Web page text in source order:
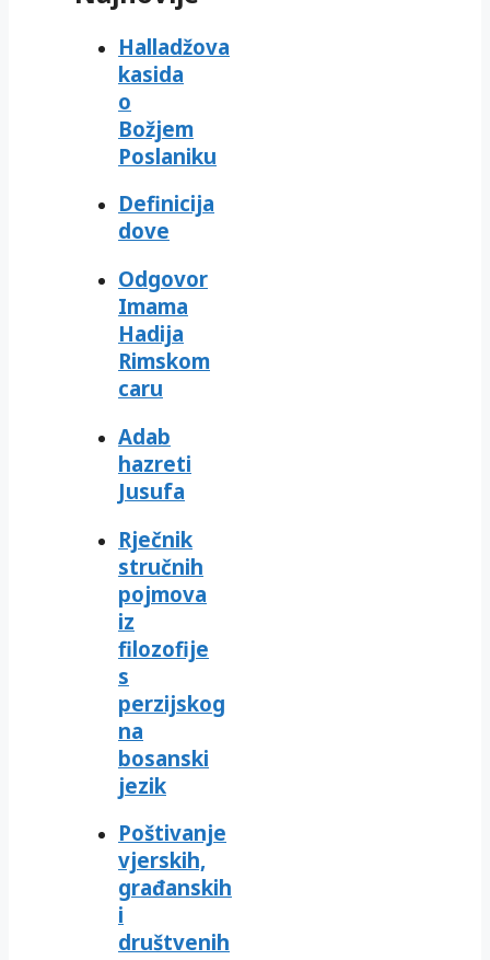
Halladžova
kasida
o
Božjem
Poslaniku
Definicija
dove
Odgovor
Imama
Hadija
Rimskom
caru
Adab
hazreti
Jusufa
Rječnik
stručnih
pojmova
iz
filozofije
s
perzijskog
na
bosanski
jezik
Poštivanje
vjerskih,
građanskih
i
društvenih